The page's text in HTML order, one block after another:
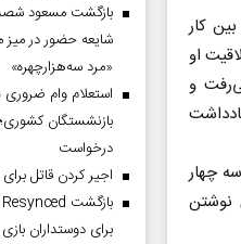
کار
او
و
چهار
نوشتن
بازگشت مسعود
شایعه حضور در میز
«مرد سه‌هزارچهره»
بازنشستگان
درخواست
اجیر کردن قاتل
برای دوستداران بازی